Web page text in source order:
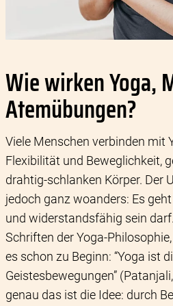
Wie wirken Yoga,
Atemübungen?
Viele Menschen verbinden mit
Flexibilität und Beweglichkeit,
drahtig-schlanken Körper. Der
jedoch ganz woanders: Es
und widerstandsfähig sein
Schriften der Yoga-
es schon zu Beginn: “Yoga ist
Geistesbewegungen”
genau das ist die Idee: durch